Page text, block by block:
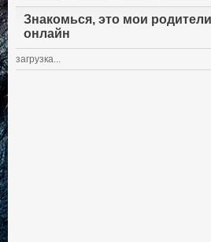
Знакомься, это мои
онлайн
загрузка...